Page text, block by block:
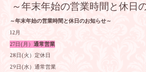
～年末年始の営業時間と休日
～年末年始の営業時間と休日のお知らせ～
12月
27日(月） 通常営業
28日(火）定休日
29日(水）通常営業